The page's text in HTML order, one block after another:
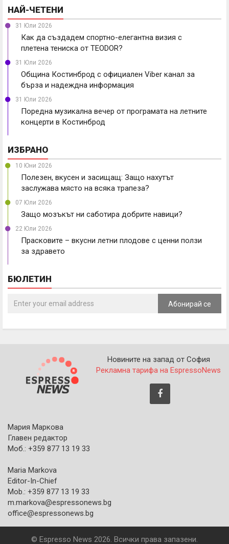
НАЙ-ЧЕТЕНИ
31 Юли 2026
Как да създадем спортно-елегантна визия с
плетена тениска от TEODOR?
31 Юли 2026
Община Костинброд с официален Viber канал за
бърза и надеждна информация
31 Юли 2026
Поредна музикална вечер от програмата на летните
концерти в Костинброд
ИЗБРАНО
10 Юни 2026
Полезен, вкусен и засищащ: Защо нахутът
заслужава място на всяка трапеза?
07 Юли 2026
Защо мозъкът ни саботира добрите навици?
22 Юли 2026
Прасковите – вкусни летни плодове с ценни ползи
за здравето
БЮЛЕТИН
Абонирай се
Новините на запад от София
Рекламна тарифа на EspressoNews
Мария Маркова
Главен редактор
Моб.: +359 877 13 19 33
Maria Markova
Editor-In-Chief
Mob.: +359 877 13 19 33
m.markova@espressonews.bg
office@espressonews.bg
© Espresso News 2026. Всички права запазени.